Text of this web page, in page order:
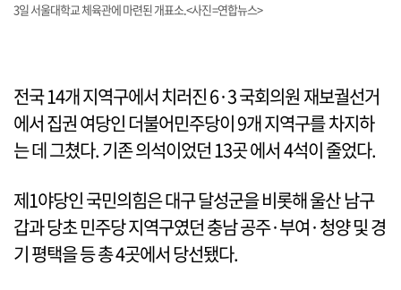
3일 서울대학교 체육관에 마련된 개표소.<사진=연합뉴스>
전국 14개 지역구에서 치러진 6·3 국회의원 재보궐선거
에서 집권 여당인 더불어민주당이 9개 지역구를 차지하
는 데 그쳤다. 기존 의석이었던 13곳 에서 4석이 줄었다.
제1야당인 국민의힘은 대구 달성군을 비롯해 울산 남구
갑과 당초 민주당 지역구였던 충남 공주·부여·청양 및 경
기 평택을 등 총 4곳에서 당선됐다.